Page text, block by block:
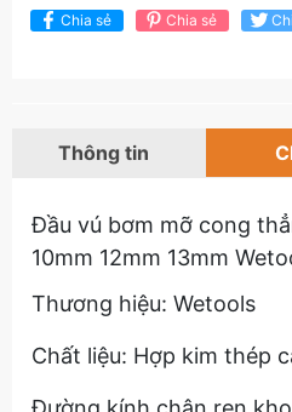
Chia sẻ Chia sẻ
Thông tin
Đầu vú bơm mỡ cong
10mm 12mm 13mm
Thương hiệu: Wetools
Chất liệu: Hợp kim thép